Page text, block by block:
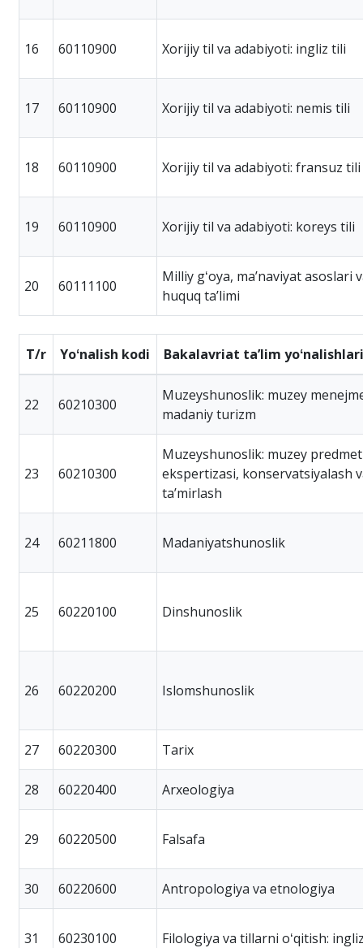
16 60110900 Xorijiy til va adabiyoti: ingliz tili
17 60110900 Xorijiy til va adabiyoti: nemis tili
18 60110900 Xorijiy til va adabiyoti: fransuz tili
19 60110900 Xorijiy til va adabiyoti: koreys tili
20 60111100
Milliy gʻoya, maʼnaviyat asoslari
huquq taʼlimi
T/r Yoʻnalish kodi Bakalavriat taʼlim
22 60210300
Muzeyshunoslik: muzey
madaniy turizm
23 60210300
Muzeyshunoslik: muzey
ekspertizasi, konservatsiyalash
taʼmirlash
24 60211800 Madaniyatshunoslik
25 60220100 Dinshunoslik
26 60220200 Islomshunoslik
27 60220300 Tarix
28 60220400 Arxeologiya
29 60220500 Falsafa
30 60220600 Antropologiya va etnologiya
31 60230100 Filologiya va tillarni oʻqitish: